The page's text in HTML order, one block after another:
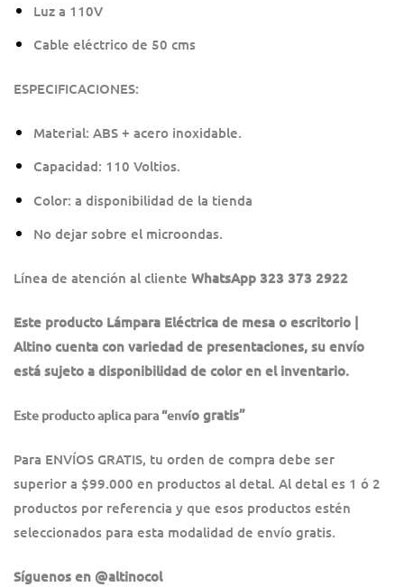
Luz a 110V
Cable eléctrico de 50 cms
ESPECIFICACIONES:
Material: ABS + acero inoxidable.
Capacidad: 110 Voltios.
Color: a disponibilidad de la tienda
No dejar sobre el microondas.
Línea de atención al cliente WhatsApp 323 373 2922
Este producto Lámpara Eléctrica de mesa o escritorio |
Altino cuenta con variedad de presentaciones, su envío
está sujeto a disponibilidad de color en el inventario.
Este producto aplica para “envío gratis”
Para ENVÍOS GRATIS, tu orden de compra debe ser
superior a $99.000 en productos al detal. Al detal es 1 ó 2
productos por referencia y que esos productos estén
seleccionados para esta modalidad de envío gratis.
Síguenos en @altinocol